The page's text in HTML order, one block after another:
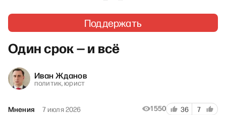
Поддержать
Один срок — и всё
Иван Жданов
политик, юрист
Мнения 7 июля 2026 1550 36 7